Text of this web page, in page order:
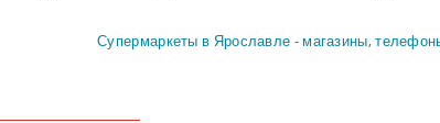
Супермаркеты в Ярославле - магазины,